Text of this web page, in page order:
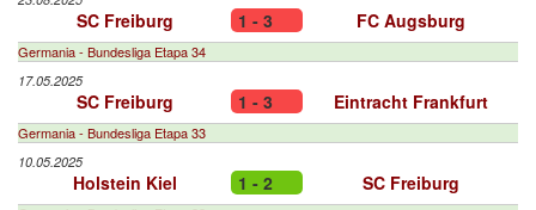
SC Freiburg 1 - 3 FC Augsburg
Germania - Bundesliga Etapa 34
17.05.2025
SC Freiburg 1 - 3 Eintracht Frankfurt
Germania - Bundesliga Etapa 33
10.05.2025
Holstein Kiel 1 - 2 SC Freiburg